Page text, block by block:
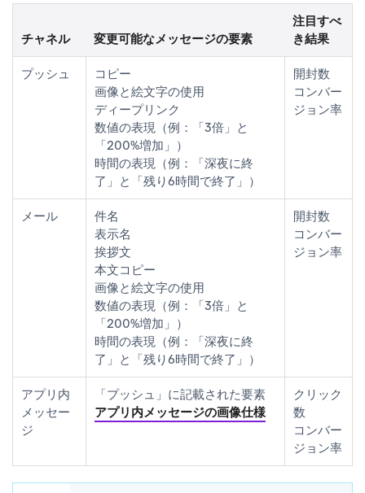
チャネル 変更可能なメッセージの要素
注目すべ
き結果
プッシュ
コピー
画像と絵文字の使用
ディープリンク
数値の表現（例：「3倍」と
「200%増加」）
時間の表現（例：「深夜に終
了」と「残り6時間で終了」）
開封数
コンバー
ジョン率
メール
件名
表示名
挨拶文
本文コピー
画像と絵文字の使用
数値の表現（例：「3倍」と
「200%増加」）
時間の表現（例：「深夜に終
了」と「残り6時間で終了」）
開封数
コンバー
ジョン率
アプリ内
メッセー
ジ
「プッシュ」に記載された要素
アプリ内メッセージの画像仕様
クリック
数
コンバー
ジョン率